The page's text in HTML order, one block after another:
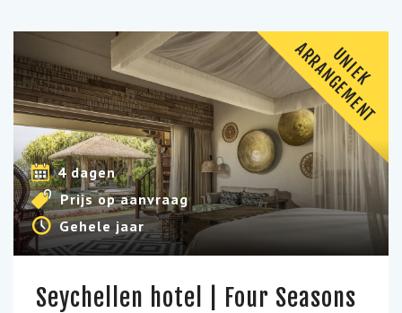
U
N
I
E
K
A
R
R
A
N
G
E
M
E
N
T
4 dagen
Prijs op aanvraag
Gehele jaar
Seychellen hotel | Four Seasons